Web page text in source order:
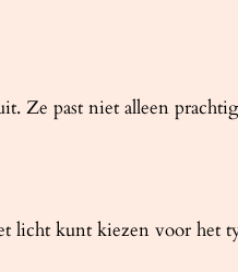
Ze past niet alleen
licht kunt kiezen voor het